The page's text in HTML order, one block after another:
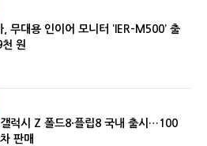
, 무대용 인이어 모니터 ‘IER-M500’ 출
원
럭시 Z 폴드8·플립8 국내 출시…100
판매